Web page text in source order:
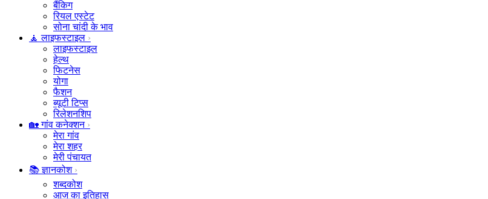
बैंकिग
रियल एस्टेट
सोना चांदी के भाव
🧘 लाइफस्टाइल
लाइफस्टाइल
हेल्थ
फिटनेस
योगा
फैशन
ब्यूटी टिप्स
रिलेशनशिप
🏡 गांव कनेक्शन
मेरा गांव
मेरा शहर
मेरी पंचायत
📚 ज्ञानकोश
शब्दकोश
आज का इतिहास